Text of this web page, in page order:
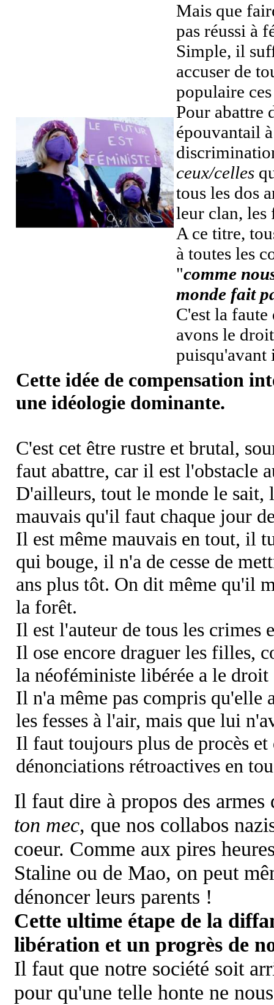
Mais que
pas réussi à
Simple, il
accuser de
populaire
Pour abattre
épouvantail
ceux/celles
tous les dos
leur clan, les
A ce titre,
à toutes les
"comme
monde fait
C'est la
avons le
puisqu'avant
Cette idée de compensation
une idéologie dominante.
C'est cet être rustre et brutal,
faut abattre, car il est l'obstacle
D'ailleurs, tout le monde le sait,
mauvais qu'il faut chaque jour
Il est même mauvais en tout, il
qui bouge, il n'a de cesse de
ans plus tôt. On dit même qu'il
la forêt.
Il est l'auteur de tous les crimes
Il ose encore draguer les filles,
la néoféministe libérée a le
Il n'a même pas compris qu'elle
les fesses à l'air, mais que lui
Il faut toujours plus de procès et
dénonciations rétroactives en
Il faut dire à propos des armes
ton mec, que nos collabos
coeur. Comme aux pires
Staline ou de Mao, on peut
dénoncer leurs parents !
Cette ultime étape de la
libération et un progrès de
Il faut que notre société soit
pour qu'une telle honte ne